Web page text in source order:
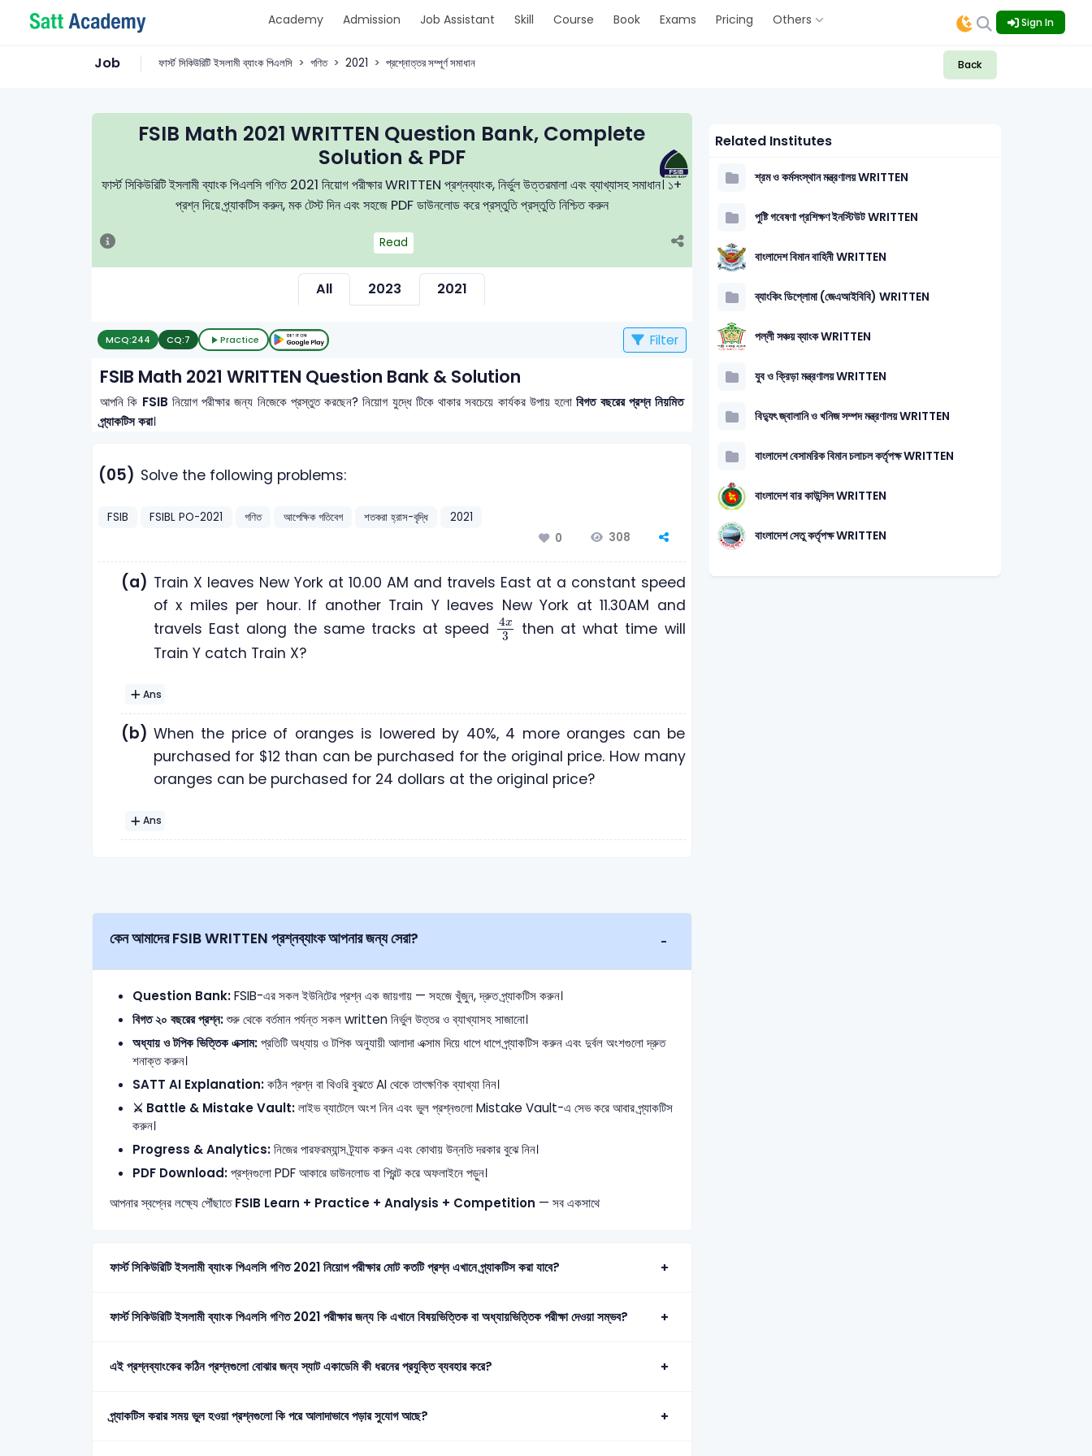
Academy Admission Job Assistant Skill Course Book Exams Pricing Others Sign In
Job ফার্স্ট সিকিউরিটি ইসলামী ব্যাংক পিএলসি গণিত 2021 প্রশ্নোত্তর সম্পূর্ণ সমাধান Back
FSIB Math 2021 WRITTEN Question Bank, Complete
Solution & PDF
ফার্স্ট সিকিউরিটি ইসলামী ব্যাংক পিএলসি গণিত 2021 নিয়োগ পরীক্ষার WRITTEN প্রশ্নব্যাংক, নির্ভুল উত্তরমালা এবং ব্যাখ্যাসহ সমাধান। ১+
প্রশ্ন দিয়ে প্র্যাকটিস করুন, মক টেস্ট দিন এবং সহজে PDF ডাউনলোড করে প্রস্তুতি প্রস্তুতি নিশ্চিত করুন
Read
All 2023 2021
MCQ:244 CQ:7 Practice Filter
FSIB Math 2021 WRITTEN Question Bank & Solution
আপনি কি FSIB নিয়োগ পরীক্ষার জন্য নিজেকে প্রস্তুত করছেন? নিয়োগ যুদ্ধে টিকে থাকার সবচেয়ে কার্যকর উপায় হলোবিগত বছরের প্রশ্ন নিয়মিত
প্র্যাকটিস করা।
(05) Solve the following problems:
FSIB FSIBL PO-2021 গণিত আপেক্ষিক গতিবেগ শতকরা হ্রাস-বৃদ্ধি
2021
0
308
(a) Train X leaves New York at 10.00 AM and travels East at a constant speed
of x miles per hour. If another Train Y leaves New York at 11.30AM and
travels East along the same tracks at speed
4x
3
4x3then at what time will
Train Y catch Train X?
Ans
(b) When the price of oranges is lowered by 40%, 4 more oranges can be
purchased for $12 than can be purchased for the original price. How many
oranges can be purchased for 24 dollars at the original price?
Ans
কেন আমাদের FSIB WRITTEN প্রশ্নব্যাংক আপনার জন্য সেরা?
Question Bank:FSIB-এর সকল ইউনিটের প্রশ্ন এক জায়গায় — সহজে খুঁজুন, দ্রুত প্র্যাকটিস করুন।
বিগত ২০ বছরের প্রশ্ন:শুরু থেকে বর্তমান পর্যন্ত সকল written নির্ভুল উত্তর ও ব্যাখ্যাসহ সাজানো।
অধ্যায় ও টপিক ভিত্তিক এক্সাম:প্রতিটি অধ্যায় ও টপিক অনুযায়ী আলাদা এক্সাম দিয়ে ধাপে ধাপে প্র্যাকটিস করুন এবং দুর্বল অংশগুলো দ্রুত
শনাক্ত করুন।
SATT AI Explanation:কঠিন প্রশ্ন বা থিওরি বুঝতে AI থেকে তাৎক্ষণিক ব্যাখ্যা নিন।
⚔️ Battle & Mistake Vault:লাইভ ব্যাটেলে অংশ নিন এবং ভুল প্রশ্নগুলো Mistake Vault-এ সেভ করে আবার প্র্যাকটিস
করুন।
Progress & Analytics:নিজের পারফরম্যান্স ট্র্যাক করুন এবং কোথায় উন্নতি দরকার বুঝে নিন।
PDF Download:প্রশ্নগুলো PDF আকারে ডাউনলোড বা প্রিন্ট করে অফলাইনে পড়ুন।
আপনার স্বপ্নের লক্ষ্যে পৌঁছাতেFSIB Learn + Practice + Analysis + Competition — সব একসাথে
ফার্স্ট সিকিউরিটি ইসলামী ব্যাংক পিএলসি গণিত 2021 নিয়োগ পরীক্ষার মোট কতটি প্রশ্ন এখানে প্র্যাকটিস করা যাবে?
ফার্স্ট সিকিউরিটি ইসলামী ব্যাংক পিএলসি গণিত 2021 পরীক্ষার জন্য কি এখানে বিষয়ভিত্তিক বা অধ্যায়ভিত্তিক পরীক্ষা দেওয়া সম্ভব?
এই প্রশ্নব্যাংকের কঠিন প্রশ্নগুলো বোঝার জন্য স্যাট একাডেমি কী ধরনের প্রযুক্তি ব্যবহার করে?
প্র্যাকটিস করার সময় ভুল হওয়া প্রশ্নগুলো কি পরে আলাদাভাবে পড়ার সুযোগ আছে?
Related Institutes
শ্রম ও কর্মসংস্থান মন্ত্রণালয় WRITTEN
পুষ্টি গবেষণা প্রশিক্ষণ ইনস্টিউট WRITTEN
বাংলাদেশ বিমান বাহিনী WRITTEN
ব্যাংকিং ডিপ্লোমা (জেএআইবিবি) WRITTEN
পল্লী সঞ্চয় ব্যাংক WRITTEN
যুব ও ক্রিড়া মন্ত্রণালয় WRITTEN
বিদ্যুৎ জ্বালানি ও খনিজ সম্পদ মন্ত্রণালয় WRITTEN
বাংলাদেশ বেসামরিক বিমান চলাচল কর্তৃপক্ষ WRITTEN
বাংলাদেশ বার কাউন্সিল WRITTEN
বাংলাদেশ সেতু কর্তৃপক্ষ WRITTEN